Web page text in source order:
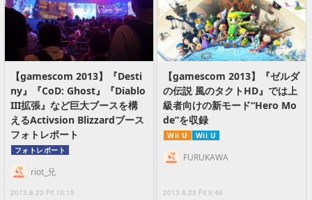
【gamescom 2013】『Desti
ny』『CoD: Ghost』『Diablo
III拡張』など巨大ブースを構
えるActivsion Blizzardブース
フォトレポート
フォトレポート
2013.8.23 Fri 10:15
riot_兄
【gamescom 2013】『ゼルダ
の伝説 風のタクトHD』では上
級者向けの新モード“Hero Mo
de”を収録
Wii U Wii U
2013.8.23 Fri 9:46
FURUKAWA